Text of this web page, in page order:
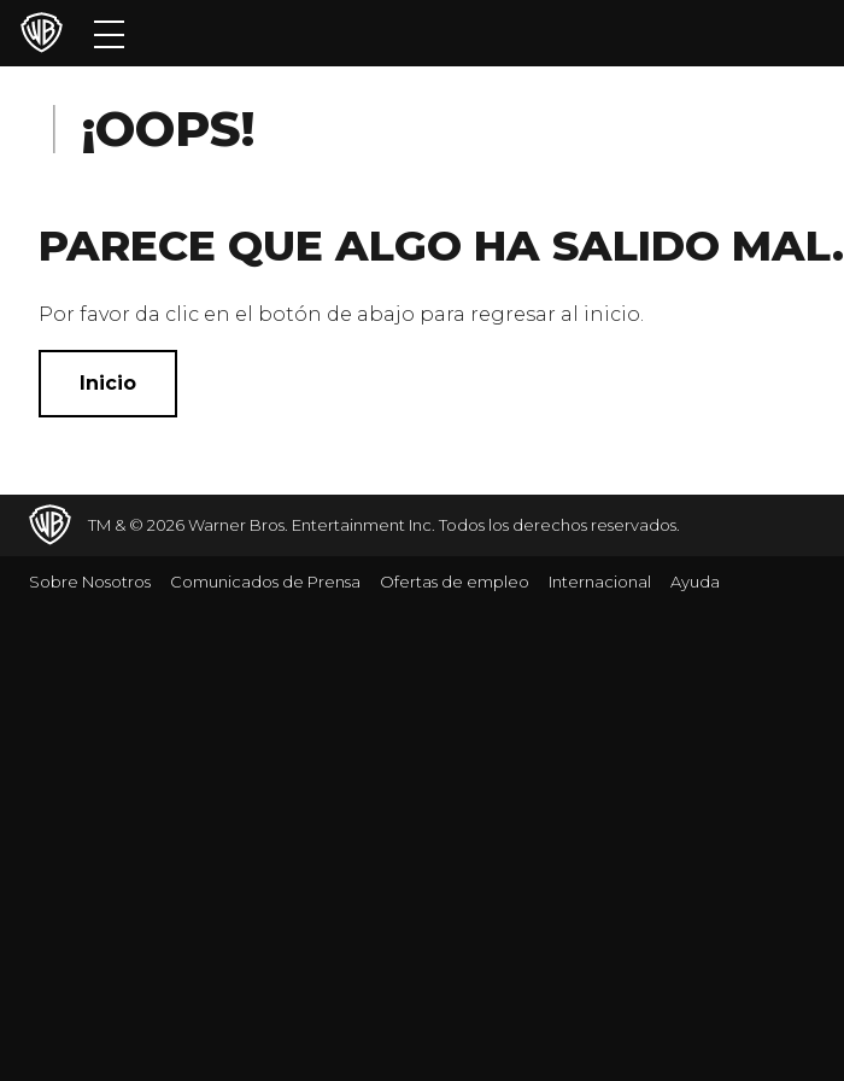
Películas
Franquicias
Colecciones
Noticias
¡OOPS!
PARECE QUE ALGO HA SALIDO MAL.
Por favor da clic en el botón de abajo para regresar al inicio.
Inicio
TM & © 2026 Warner Bros. Entertainment Inc. Todos los derechos reservados.
Sobre Nosotros Comunicados de Prensa Ofertas de empleo Internacional Ayuda